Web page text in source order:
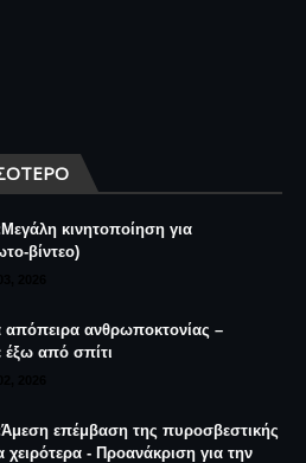
κινητοποίηση για
βίντεο)
απόπειρα ανθρωποκτονίας –
από σπίτι
επέμβαση της πυροσβεστικής
χειρότερα - Προανάκριση για την